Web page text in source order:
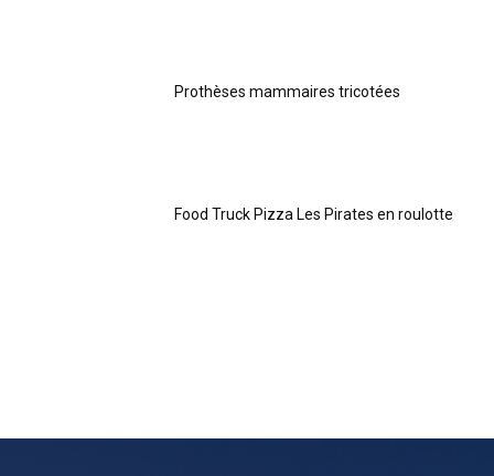
Prothèses mammaires tricotées
Food Truck Pizza Les Pirates en roulotte